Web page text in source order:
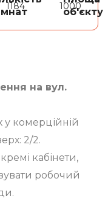
1184 1000
на вул.
комерційній
2/2.
кабінети,
робочий